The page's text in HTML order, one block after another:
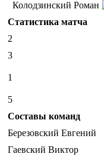
Колодзинский Роман
Статистика матча
2
3
1
5
Составы команд
Березовский Евгений
Гаевский Виктор